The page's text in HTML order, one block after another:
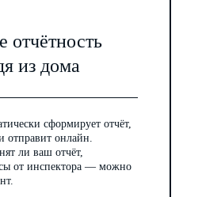
отчётность
из дома
сформирует отчёт,
отправит онлайн.
ли ваш отчёт,
от инспектора — можно